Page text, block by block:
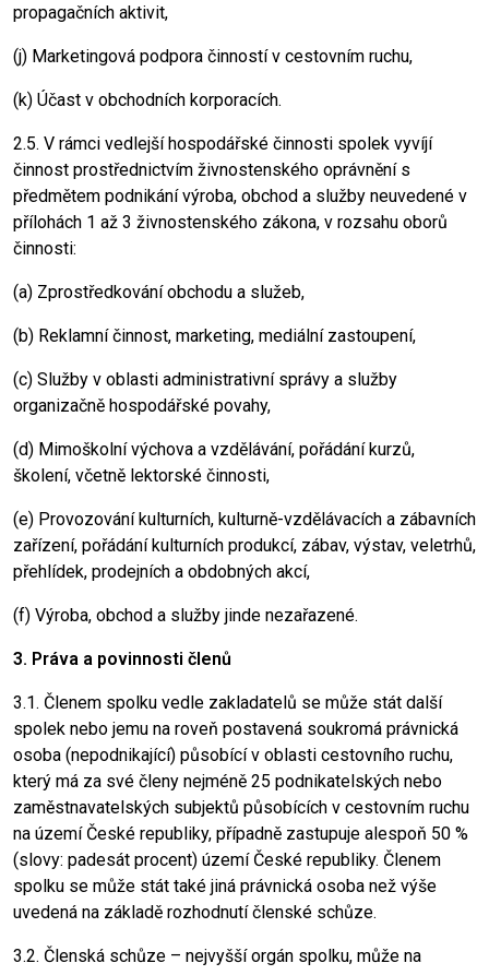
propagačních aktivit,
(j) Marketingová podpora činností v cestovním ruchu,
(k) Účast v obchodních korporacích.
2.5. V rámci vedlejší hospodářské činnosti spolek vyvíjí
činnost prostřednictvím živnostenského oprávnění s
předmětem podnikání výroba, obchod a služby neuvedené v
přílohách 1 až 3 živnostenského zákona, v rozsahu oborů
činnosti:
(a) Zprostředkování obchodu a služeb,
(b) Reklamní činnost, marketing, mediální zastoupení,
(c) Služby v oblasti administrativní správy a služby
organizačně hospodářské povahy,
(d) Mimoškolní výchova a vzdělávání, pořádání kurzů,
školení, včetně lektorské činnosti,
(e) Provozování kulturních, kulturně-vzdělávacích a zábavních
zařízení, pořádání kulturních produkcí, zábav, výstav, veletrhů,
přehlídek, prodejních a obdobných akcí,
(f) Výroba, obchod a služby jinde nezařazené.
3. Práva a povinnosti členů
3.1. Členem spolku vedle zakladatelů se může stát další
spolek nebo jemu na roveň postavená soukromá právnická
osoba (nepodnikající) působící v oblasti cestovního ruchu,
který má za své členy nejméně 25 podnikatelských nebo
zaměstnavatelských subjektů působících v cestovním ruchu
na území České republiky, případně zastupuje alespoň 50 %
(slovy: padesát procent) území České republiky. Členem
spolku se může stát také jiná právnická osoba než výše
uvedená na základě rozhodnutí členské schůze.
3.2. Členská schůze – nejvyšší orgán spolku, může na